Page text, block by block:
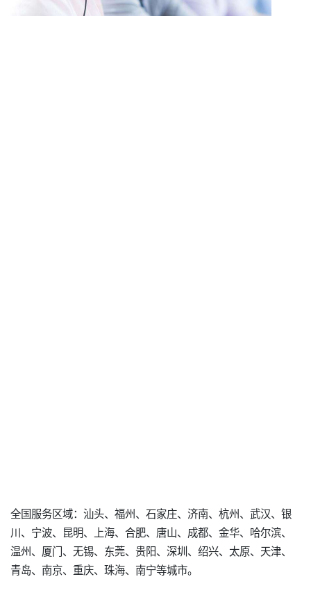
全国服务区域：汕头、福州、石家庄、济南、杭州、武汉、银
川、宁波、昆明、上海、合肥、唐山、成都、金华、哈尔滨、
温州、厦门、无锡、东莞、贵阳、深圳、绍兴、太原、天津、
青岛、南京、重庆、珠海、南宁等城市。